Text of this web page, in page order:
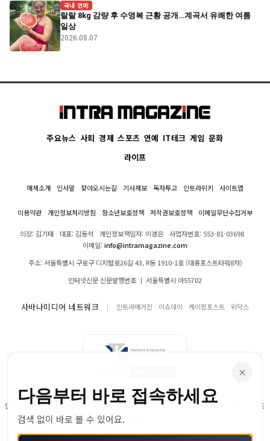
국내 연예
랄랄 8kg 감량 후 수영복 근황 공개…계곡서 유쾌한 여름
일상
2026.08.07
주요뉴스 사회 경제 스포츠 연예 IT테크 게임 문화
라이프
매체소개 인사말 찾아오시는길 기사제보 독자투고 인트라위키 사이트맵
이용약관 개인정보처리방침 청소년보호정책 저작권보호정책 이메일무단수집거부
의장: 김기태 대표: 김동석 개인정보책임자: 이경은
사업자번호: 553-81-03698
이메일:info@intramagazine.com
주소: 서울특별시 구로구 디지털로26길 43, R동 1910-1호 (대륭포스트타워8차)
인터넷신문 신문발행번호 ㅣ 서울특별시 아55702
사바나미디어 네트워크 인트라매거진 이슈데이 케이팝포스트 위닥스
인트라매거진의 모든 콘텐츠(기사)는 저작권법의 보호를 받으며, 무단 전재, 복사, 배포
등을 금합니다.
© 2024–2026 인트라매거진. All Rights Reserved
×
다음부터 바로 접속하세요
검색 없이 바로 볼 수 있어요.